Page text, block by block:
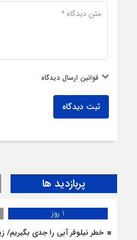
قوانین ارسال دیدگاه
ثبت دیدگاه
پربازدید ها
1 روز
خطر نیلوفر آبی را جدی بگیریم/